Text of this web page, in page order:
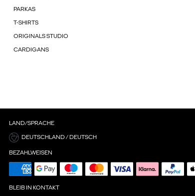
PARKAS
T-SHIRTS
ORIGINALS STUDIO
CARDIGANS
LAND/SPRACHE
DEUTSCHLAND / DEUTSCH
BEZAHLWEISEN
BLEIB IN KONTAKT